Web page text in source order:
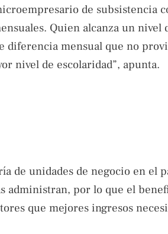
de subsistencia
Quien alcanza un nivel
diferencia mensual que no
nivel de escolaridad”, apunta.
de unidades de negocio en el
administran, por lo que el
que mejores ingresos